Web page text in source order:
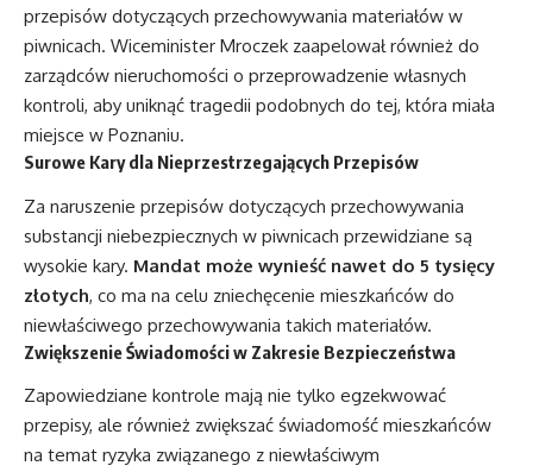
przepisów dotyczących przechowywania materiałów w
piwnicach. Wiceminister Mroczek zaapelował również do
zarządców nieruchomości o przeprowadzenie własnych
kontroli, aby uniknąć tragedii podobnych do tej, która miała
miejsce w Poznaniu.
Surowe Kary dla Nieprzestrzegających Przepisów
Za naruszenie przepisów dotyczących przechowywania
substancji niebezpiecznych w piwnicach przewidziane są
wysokie kary. Mandat może wynieść nawet do 5 tysięcy
złotych, co ma na celu zniechęcenie mieszkańców do
niewłaściwego przechowywania takich materiałów.
Zwiększenie Świadomości w Zakresie Bezpieczeństwa
Zapowiedziane kontrole mają nie tylko egzekwować
przepisy, ale również zwiększać świadomość mieszkańców
na temat ryzyka związanego z niewłaściwym